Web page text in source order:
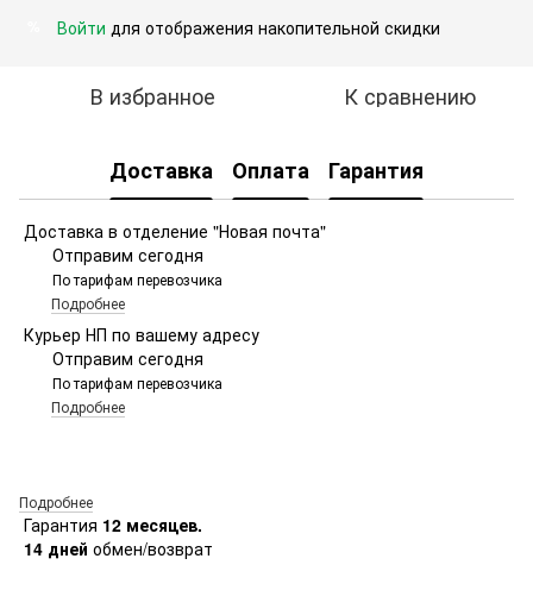
Войти для отображения накопительной скидки
В избранное К сравнению
Доставка Оплата Гарантия
Доставка в отделение "Новая почта"
Отправим сегодня
По тарифам перевозчика
Подробнее
Курьер НП по вашему адресу
Отправим сегодня
По тарифам перевозчика
Подробнее
Подробнее
Гарантия 12 месяцев.
14 дней обмен/возврат